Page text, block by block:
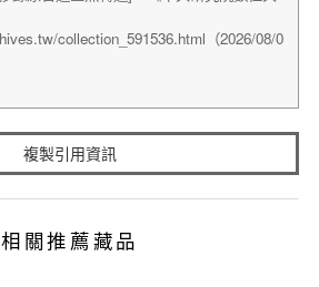
複製引用資訊
相關推薦藏品